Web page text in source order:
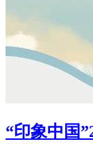
“印象中国